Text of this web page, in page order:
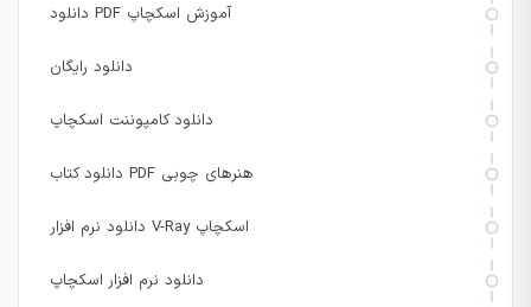
دانلود PDF آموزش اسکچاپ
دانلود رایگان
دانلود کامپوننت اسکچاپ
دانلود کتاب PDF هنرهای چوبی
دانلود نرم افزار V-Ray اسکچاپ
دانلود نرم افزار اسکچاپ